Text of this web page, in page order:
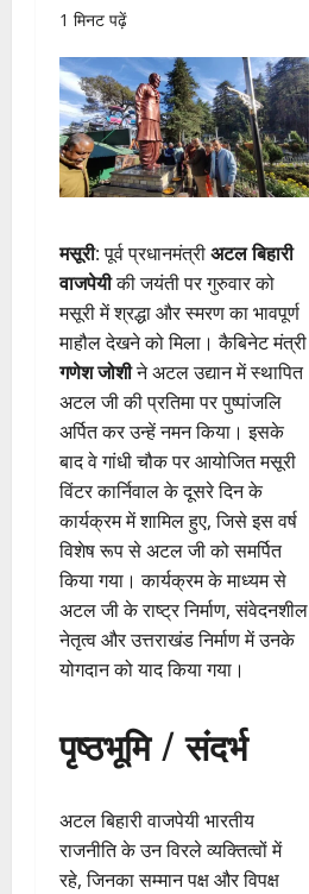
1 मिनट पढ़ें
मसूरी: पूर्व प्रधानमंत्रीअटल बिहारी
वाजपेयीकी जयंती पर गुरुवार को
मसूरी में श्रद्धा और स्मरण का भावपूर्ण
माहौल देखने को मिला। कैबिनेट मंत्री
गणेश जोशीने अटल उद्यान में स्थापित
अटल जी की प्रतिमा पर पुष्पांजलि
अर्पित कर उन्हें नमन किया। इसके
बाद वे गांधी चौक पर आयोजित मसूरी
विंटर कार्निवाल के दूसरे दिन के
कार्यक्रम में शामिल हुए, जिसे इस वर्ष
विशेष रूप से अटल जी को समर्पित
किया गया। कार्यक्रम के माध्यम से
अटल जी के राष्ट्र निर्माण, संवेदनशील
नेतृत्व और उत्तराखंड निर्माण में उनके
योगदान को याद किया गया।
पृष्ठभूमि / संदर्भ
अटल बिहारी वाजपेयी भारतीय
राजनीति के उन विरले व्यक्तित्वों में
रहे, जिनका सम्मान पक्ष और विपक्ष